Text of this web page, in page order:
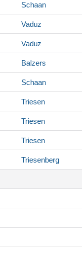
Schaan
Vaduz
Vaduz
Balzers
Schaan
Triesen
Triesen
Triesen
Triesenberg